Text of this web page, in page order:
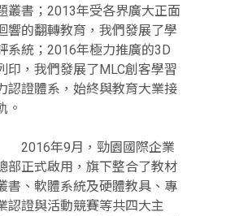
叢書；2013年受各界廣大正面
響的翻轉教育，我們發展了學
系統；2016年極力推廣的3D
印，我們發展了MLC創客學習
認證體系，始終與教育大業接
。
2016年9月，勁園國際企業
部正式啟用，旗下整合了教材
書、軟體系統及硬體教具、專
認證與活動競賽等共四大主